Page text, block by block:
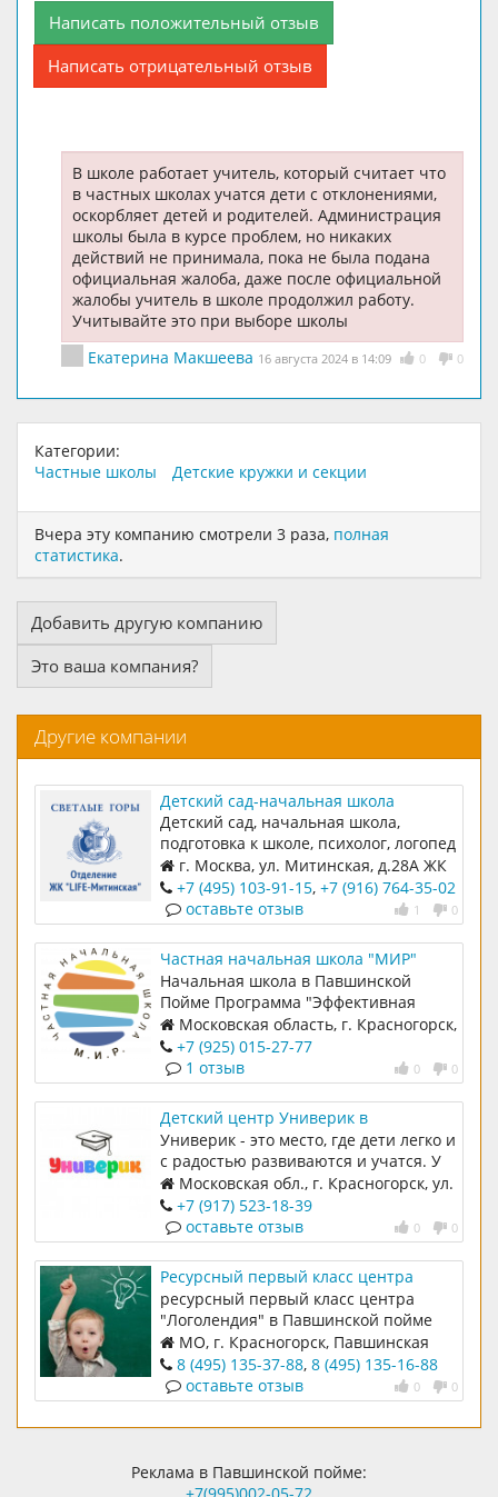
Написать положительный отзыв
Написать отрицательный отзыв
В школе работает учитель, который считает что
в частных школах учатся дети с отклонениями,
оскорбляет детей и родителей. Администрация
школы была в курсе проблем, но никаких
действий не принимала, пока не была подана
официальная жалоба, даже после официальной
жалобы учитель в школе продолжил работу.
Учитывайте это при выборе школы
0 0
Екатерина Макшеева 16 августа 2024 в 14:09
Категории:
Частные школы
Детские кружки и секции
Вчера эту компанию смотрели 3 раза, полная
статистика.
Добавить другую компанию
Это ваша компания?
Другие компании
Детский сад-начальная школа
Светлые Горы в ЖК LIFE-Митинская
Детский сад, начальная школа,
подготовка к школе, психолог, логопед
г. Москва, ул. Митинская, д.28А ЖК
LIFE-Митинская Ecopark
+7 (495) 103-91-15, +7 (916) 764-35-02
1 0
оставьте отзыв
Частная начальная школа "МИР"
Начальная школа в Павшинской
Пойме Программа "Эффективная
начальная школа". Класс 12 человек;
Высококвалифицированные учителя;
Выполнение домашних заданий в
школе; Полупансион до 19:00;
Английский язык уже с первого
класса; Подготовка к Кембриджским
экзаменам.
Московская область, г. Красногорск,
Красногорский бульвар, д. 5, 143401
+7 (925) 015-27-77
0 0
1 отзыв
Детский центр Универик в
Красногорске
Универик - это место, где дети легко и
с радостью развиваются и учатся. У
нас мини-группы до 8 детей,
безопасное игровое пространство,
выполнение домашних заданий
только в рамках школы, гарантия
высоких результатов - по окончанию
начальной школы выпускник
получает международный аттестат,
школа без стресса - только атмосфера
психологического комфорта.
Приглашаем Вас на пробное занятие!
Московская обл., г. Красногорск, ул.
Спасская, д. 4, 1 этаж
+7 (917) 523-18-39
0 0
оставьте отзыв
Ресурсный первый класс центра
"Логолендия"
ресурсный первый класс центра
"Логолендия" в Павшинской пойме
МО, г. Красногорск, Павшинская
Пойма, Красногорский бульвар дом
26, подъезд 4
8 (495) 135-37-88, 8 (495) 135-16-88
0 0
оставьте отзыв
Реклама в Павшинской пойме: